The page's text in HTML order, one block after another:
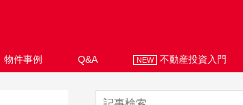
物件事例 Q&A NEW 不動産投資入門